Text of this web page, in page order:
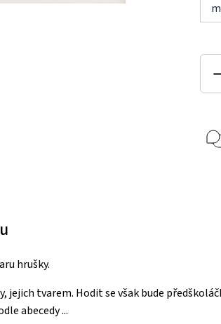
hrušky.
jejich tvarem. Hodit se však bude
abecedy ...